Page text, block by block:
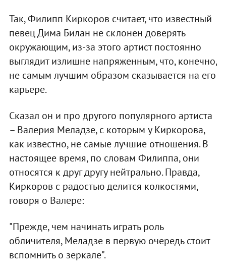
Так, Филипп Киркоров считает, что известный
певец Дима Билан не склонен доверять
окружающим, из-за этого артист постоянно
выглядит излишне напряженным, что, конечно,
не самым лучшим образом сказывается на его
карьере.
Сказал он и про другого популярного артиста
– Валерия Меладзе, с которым у Киркорова,
как известно, не самые лучшие отношения. В
настоящее время, по словам Филиппа, они
относятся к друг другу нейтрально. Правда,
Киркоров с радостью делится колкостями,
говоря о Валере:
"Прежде, чем начинать играть роль
обличителя, Меладзе в первую очередь стоит
вспомнить о зеркале".